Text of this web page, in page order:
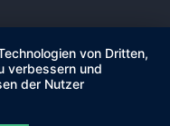
von Dritten,
verbessern und
der Nutzer